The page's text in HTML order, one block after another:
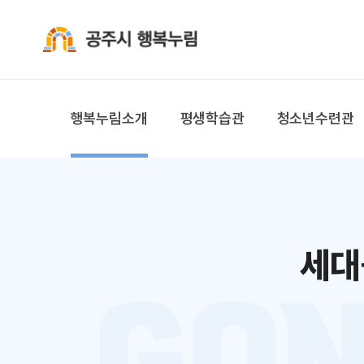
행복누림소개 평생학습관 청소년수련관
세